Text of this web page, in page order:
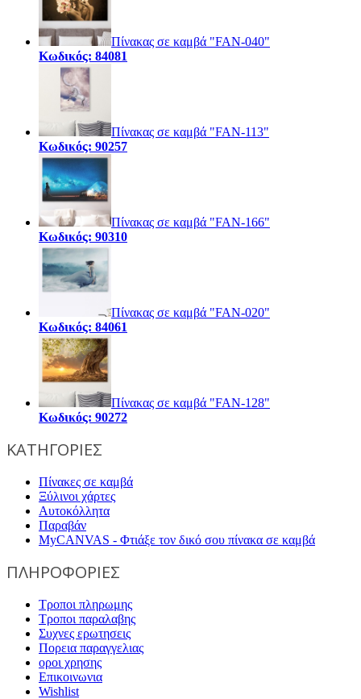
Πίνακας σε καμβά "FAN-040"
Κωδικός: 84081
Πίνακας σε καμβά "FAN-113"
Κωδικός: 90257
Πίνακας σε καμβά "FAN-166"
Κωδικός: 90310
Πίνακας σε καμβά "FAN-020"
Κωδικός: 84061
Πίνακας σε καμβά "FAN-128"
Κωδικός: 90272
ΚΑΤΗΓΟΡΙΕΣ
Πίνακες σε καμβά
Ξύλινοι χάρτες
Αυτοκόλλητα
Παραβάν
MyCANVAS - Φτιάξε τον δικό σου πίνακα σε καμβά
ΠΛΗΡΟΦΟΡΙΕΣ
Τροποι πληρωμης
Τροποι παραλαβης
Συχνες ερωτησεις
Πορεια παραγγελιας
οροι χρησης
Επικοινωνια
Wishlist